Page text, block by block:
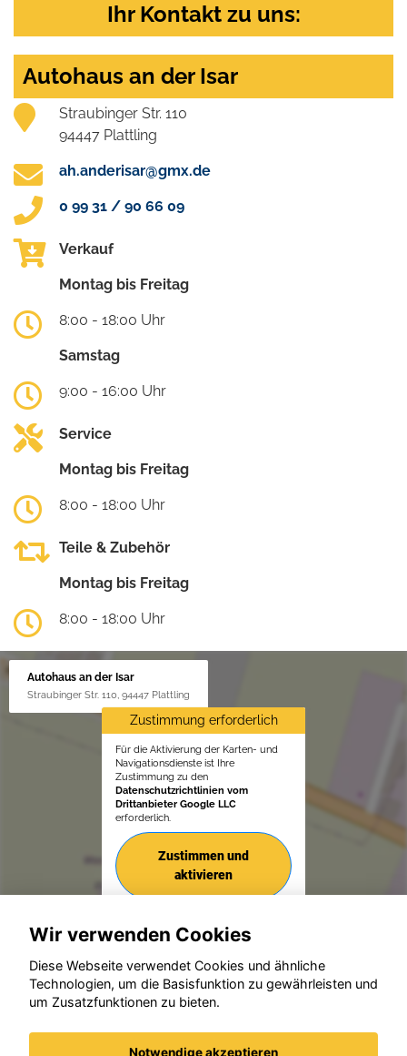
Ihr Kontakt zu uns:
Autohaus an der Isar
Straubinger Str. 110
94447 Plattling
ah.anderisar@gmx.de
0 99 31 / 90 66 09
Verkauf
Montag bis Freitag
8:00 - 18:00 Uhr
Samstag
9:00 - 16:00 Uhr
Service
Montag bis Freitag
8:00 - 18:00 Uhr
Teile & Zubehör
Montag bis Freitag
8:00 - 18:00 Uhr
Autohaus an der Isar
Straubinger Str. 110, 94447 Plattling
Zustimmung erforderlich
Für die Aktivierung der Karten- und
Navigationsdienste ist Ihre
Zustimmung zu den
Datenschutzrichtlinien vom
Drittanbieter Google LLC
erforderlich.
Zustimmen und
aktivieren
© konjunkturmotor.de GmbH 2020 - 2026
Wir verwenden Cookies
Diese Webseite verwendet Cookies und ähnliche
Technologien, um die Basisfunktion zu gewährleisten und
um Zusatzfunktionen zu bieten.
Notwendige akzeptieren